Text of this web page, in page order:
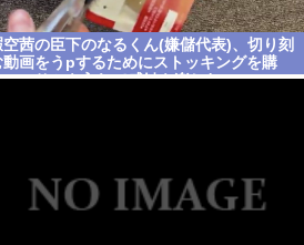
空茜の臣下のなるくん(嫌儲代表)、切り刻
動画をうpするためにストッキングを購
、ハサミを入れて感触を楽しむ